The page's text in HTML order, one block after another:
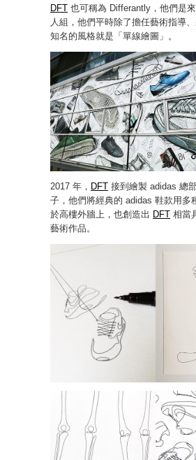
DFT 也可稱為 Differantly，他們是
人組，他們平時除了擔任藝術指導
知名的風格就是「單線繪圖」。
2017 年， DFT 接到繪製 adidas 總
子，他們將經典的 adidas 鞋款用多
於高樓外牆上，也創造出 DFT 相當
藝術作品。